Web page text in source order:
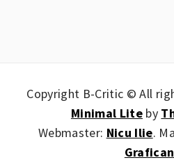
Copyright B-Critic © All
Minimal Liteby
Webmaster: Nicu Ilie.